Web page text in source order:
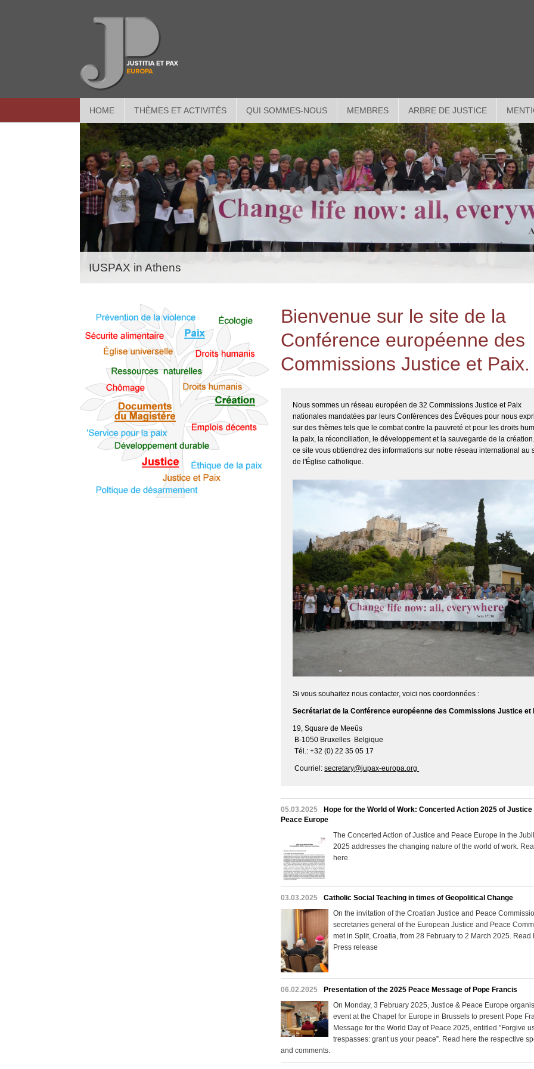
HOME THÈMES ET ACTIVITÉS QUI SOMMES-NOUS MEMBRES ARBRE DE JUSTICE
IUSPAX in Athens
Bienvenue sur le site de la
Conférence européenne des
Commissions Justice et Paix.
Nous sommes un réseau européen de 32 Commissions Justice et Paix
nationales mandatées par leurs Conférences des Évêques pour nous
sur des thèmes tels que le combat contre la pauvreté et pour les droits
la paix, la réconciliation, le développement et la sauvegarde de la
ce site vous obtiendrez des informations sur notre réseau international au
de l'Église catholique.
Si vous souhaitez nous contacter, voici nos coordonnées :
Secrétariat de la Conférence européenne des Commissions Justice et
19, Square de Meeûs
B-1050 Bruxelles Belgique
Tél.: +32 (0) 22 35 05 17
Courriel:secretary@jupax-europa.org
05.03.2025
Hope for the World of Work: Concerted Action 2025 of Justice
Peace Europe
The Concerted Action of Justice and Peace Europe in the
2025 addresses the changing nature of the world of work.
here.
03.03.2025
Catholic Social Teaching in times of Geopolitical Change
On the invitation of the Croatian Justice and Peace
secretaries general of the European Justice and Peace
met in Split, Croatia, from 28 February to 2 March 2025. Read
Press release
06.02.2025
Presentation of the 2025 Peace Message of Pope Francis
On Monday, 3 February 2025, Justice & Peace Europe
event at the Chapel for Europe in Brussels to present Pope
Message for the World Day of Peace 2025, entitled "Forgive
trespasses: grant us your peace”. Read here the respective
and comments.